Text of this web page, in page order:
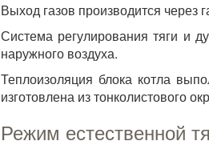
Выход газов производится через
Система регулирования тяги и
наружного воздуха.
Теплоизоляция блока котла
изготовлена из тонколистового
Режим естественной